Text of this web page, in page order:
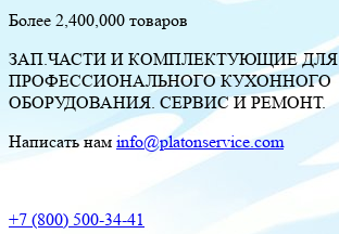
Более 2,400,000 товаров
ЗАП.ЧАСТИ И КОМПЛЕКТУЮЩИЕ ДЛЯ
ПРОФЕССИОНАЛЬНОГО КУХОННОГО
ОБОРУДОВАНИЯ. СЕРВИС И РЕМОНТ.
Написать нам info@platonservice.com
+7 (800) 500-34-41